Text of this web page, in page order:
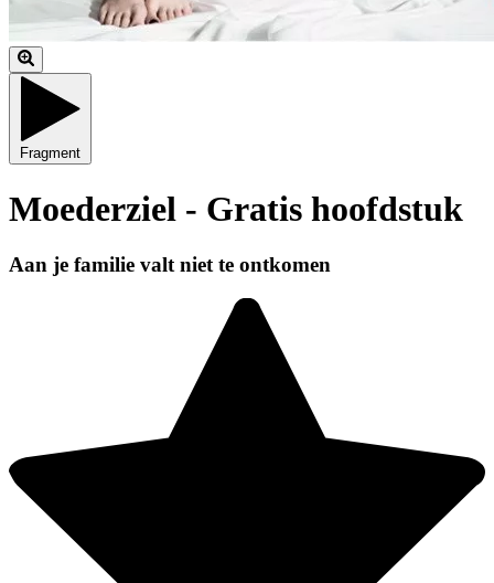
Fragment
Moederziel - Gratis hoofdstuk
Aan je familie valt niet te ontkomen